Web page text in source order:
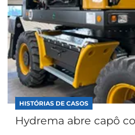
HISTÓRIAS DE CASOS
Hydrema abre capô